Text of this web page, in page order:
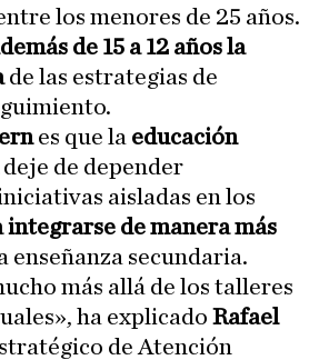
los menores de 25 años.
de 15 a 12 años la
de las estrategias de
es que la educación
deje de depender
aisladas en los
integrarse de manera más
enseñanza secundaria.
más allá de los talleres
ha explicado Rafael
de Atención